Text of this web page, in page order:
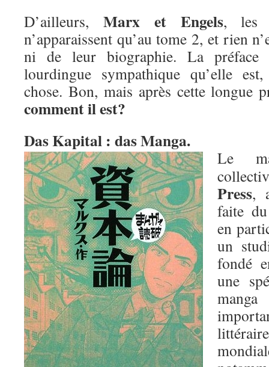
D’ailleurs, Marx et Engels, les
n’apparaissent qu’au tome 2, et rien
ni de leur biographie. La préface
lourdingue sympathique qu’elle
chose. Bon, mais après cette longue
comment il est?
Das Kapital : das Manga.
Le
Press,
faite
en
un
fondé
une